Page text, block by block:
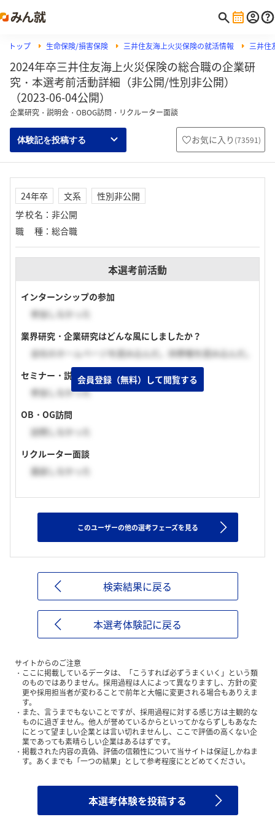
トップ 生命保険/損害保険 三井住友海上火災保険の就活情報 三井住
2024年卒三井住友海上火災保険の総合職の企業研
究・本選考前活動詳細（非公開/性別非公開）
（2023-06-04公開）
企業研究・説明会・OBOG訪問・リクルーター面談
体験記を投稿する お気に入り (73591)
24年卒 文系
性別非公開
学校名 ： 非公開
職種 ： 総合職
本選考前活動
インターンシップの参加
参加しなかった
業界研究・企業研究はどんな風にしましたか？
会社のホームページを読み込んだ。四季報を読み込んだ。
セミナー・説明会の参加
参加しなかった
OB・OG訪問
訪問しなかった
リクルーター面談
面談しなかった
会員登録（無料）して閲覧する
このユーザーの他の選考フェーズを見る
検索結果に戻る
本選考体験記に戻る
サイトからのご注意
ここに掲載しているデータは、「こうすれば必ずうまくいく」という類
のものではありません。採用過程は人によって異なりますし、方針の変
更や採用担当者が変わることで前年と大幅に変更される場合もありえま
す。
また、言うまでもないことですが、採用過程に対する感じ方は主観的な
ものに過ぎません。他人が誉めているからといってかならずしもあなた
にとって望ましい企業とは言い切れませんし、ここで評価の高くない企
業であっても素晴らしい企業はあるはずです。
掲載された内容の真偽、評価の信頼性について当サイトは保証しかねま
す。あくまでも「一つの結果」として参考程度にとどめてください。
本選考体験を投稿する